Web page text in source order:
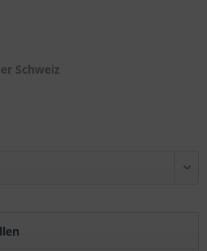
Schweiz